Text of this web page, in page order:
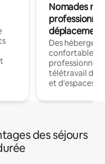
Nomades
déplacement
Des
confortables
professionnels
télétravail
et d'espaces
des séjours